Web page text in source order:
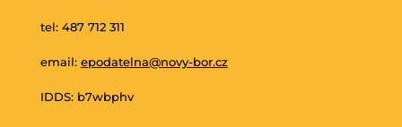
tel: 487 712 311
email: epodatelna@novy-bor.cz
IDDS: b7wbphv